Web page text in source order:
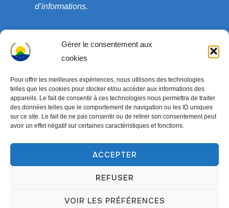
Gérer le consentement aux
cookies
Pour offrir les meilleures expériences, nous utilisons des technologies
telles que les cookies pour stocker et/ou accéder aux informations des
appareils. Le fait de consentir à ces technologies nous permettra de traiter
des données telles que le comportement de navigation ou les ID uniques
sur ce site. Le fait de ne pas consentir ou de retirer son consentement peut
avoir un effet négatif sur certaines caractéristiques et fonctions.
ACCEPTER
REFUSER
VOIR LES PRÉFÉRENCES
d’informations.